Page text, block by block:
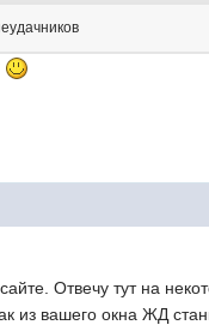
Отвечу тут на
из вашего окна ЖД